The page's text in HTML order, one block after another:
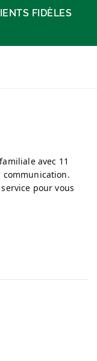
FIDÈLES
avec 11
communication.
pour vous